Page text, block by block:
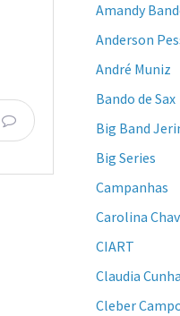
Amandy
Anderson
André Muniz
Bando de Sax
Big Band
Big Series
Campanhas
Carolina
CIART
Claudia Cunha
Cleber